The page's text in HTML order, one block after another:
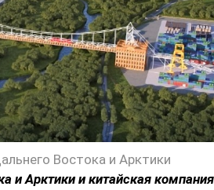
Востока и Арктики
и Арктики и китайская компания